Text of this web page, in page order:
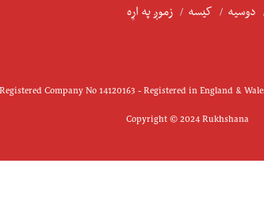
دوسیه کیسه زموږ په اړه
Company No 14120163 - Registered in England &
Copyright © 2024 Rukhshana